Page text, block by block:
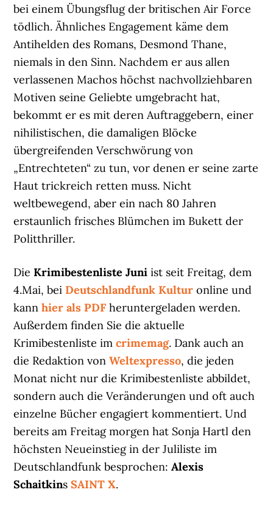
bei einem Übungsflug der britischen Air Force
tödlich. Ähnliches Engagement käme dem
Antihelden des Romans, Desmond Thane,
niemals in den Sinn. Nachdem er aus allen
verlassenen Machos höchst nachvollziehbaren
Motiven seine Geliebte umgebracht hat,
bekommt er es mit deren Auftraggebern, einer
nihilistischen, die damaligen Blöcke
übergreifenden Verschwörung von
„Entrechteten“ zu tun, vor denen er seine zarte
Haut trickreich retten muss. Nicht
weltbewegend, aber ein nach 80 Jahren
erstaunlich frisches Blümchen im Bukett der
Politthriller.
DieKrimibestenliste Juni ist seit Freitag, dem
4.Mai, bei Deutschlandfunk Kultur online und
kannhier als PDF heruntergeladen werden.
Außerdem finden Sie die aktuelle
Krimibestenliste imcrimemag. Dank auch an
die Redaktion vonWeltexpresso, die jeden
Monat nicht nur die Krimibestenliste abbildet,
sondern auch die Veränderungen und oft auch
einzelne Bücher engagiert kommentiert. Und
bereits am Freitag morgen hat Sonja Hartl den
höchsten Neueinstieg in der Juliliste im
Deutschlandfunk besprochen:Alexis
SchaitkinsSAINT X.